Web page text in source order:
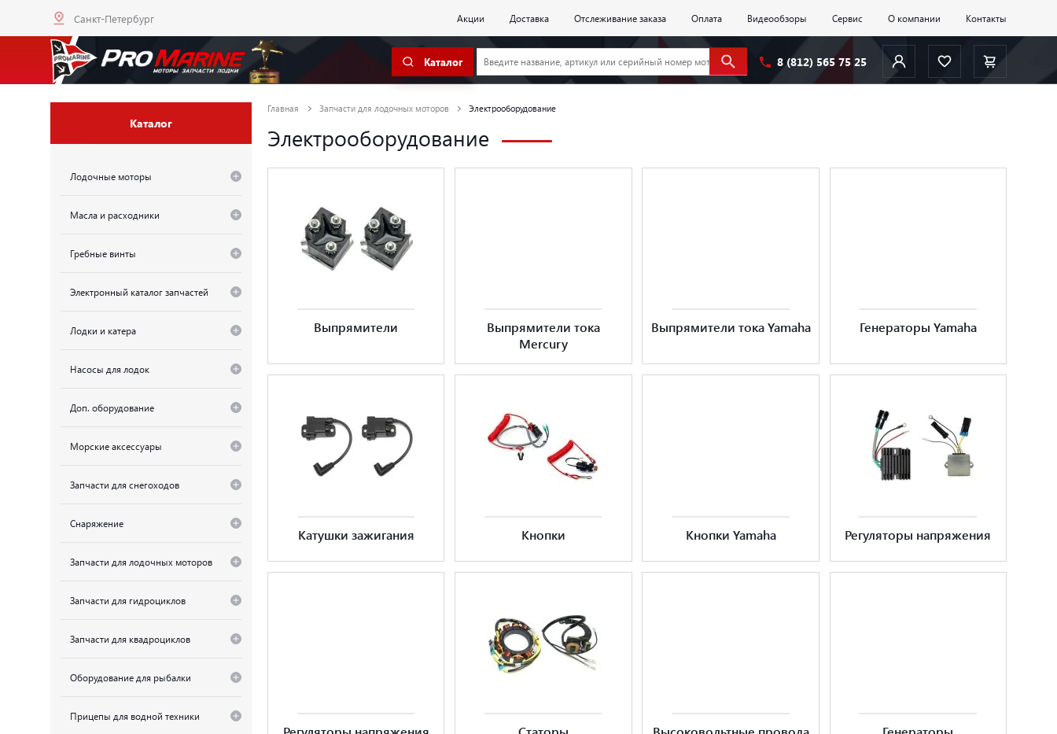
Санкт-Петербург Акции Доставка Отслеживание заказа Оплата Видеообзоры Сервис О компании Контакты
Каталог 8 (812) 565 75 25
Каталог
Лодочные моторы
Масла и расходники
Гребные винты
Электронный каталог запчастей
Лодки и катера
Насосы для лодок
Доп. оборудование
Морские аксессуары
Запчасти для снегоходов
Снаряжение
Запчасти для лодочных моторов
Запчасти для гидроциклов
Запчасти для квадроциклов
Оборудование для рыбалки
Прицепы для водной техники
Главная Запчасти для лодочных моторов Электрооборудование
Электрооборудование
Выпрямители
Выпрямители тока
Mercury
Выпрямители тока Yamaha Генераторы Yamaha
Катушки зажигания Кнопки Кнопки Yamaha Регуляторы напряжения